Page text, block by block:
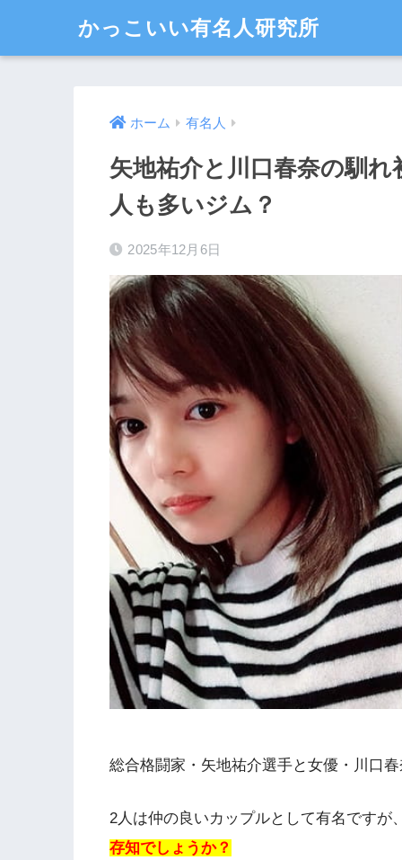
かっこいい有名人研究所
ホーム 有名人
矢地祐介と川口春奈の馴
人も多いジム？
2025年12月6日
総合格闘家・矢地祐介選手と女優・川口
2人は仲の良いカップルとして有名ですが
存知でしょうか？